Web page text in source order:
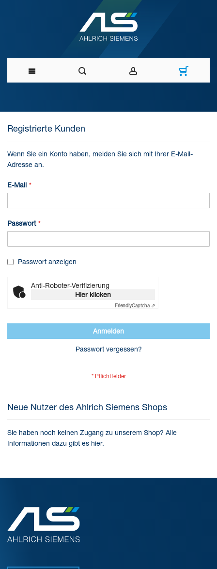
zum
Inhalt
Registrierte Kunden
Wenn Sie ein Konto haben, melden Sie sich mit Ihrer E-Mail-
Adresse an.
E-Mail
Passwort
Passwort anzeigen
Anti-Roboter-Verifizierung
Hier klicken
FriendlyCaptcha ⇗
Anmelden
Passwort vergessen?
Neue Nutzer des Ahlrich Siemens Shops
Sie haben noch keinen Zugang zu unserem Shop? Alle
Informationen dazu gibt es hier.